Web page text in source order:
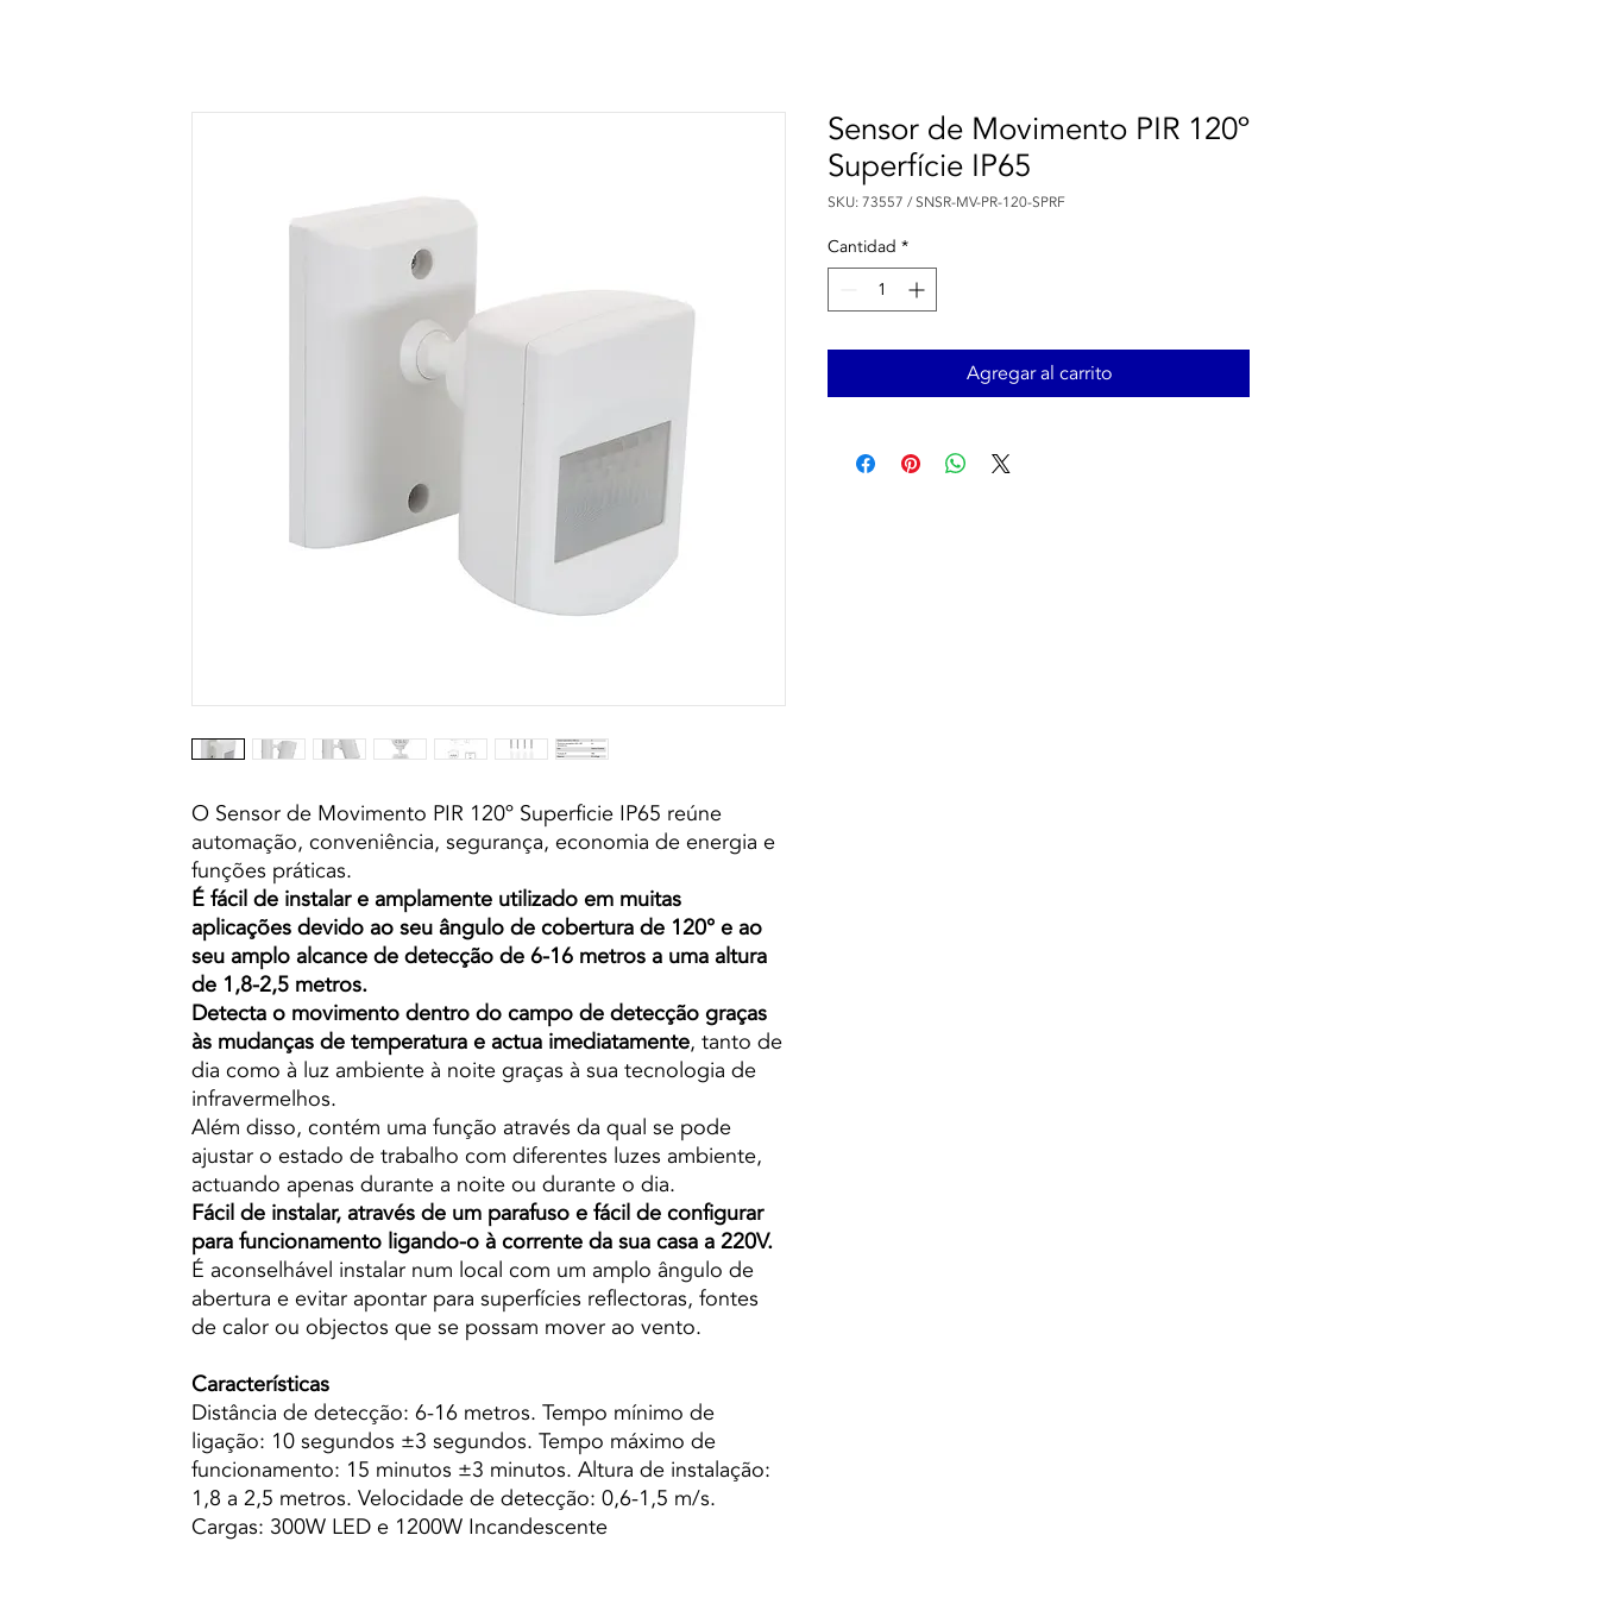
O Sensor de Movimento PIR 120º Superficie IP65 reúne
automação, conveniência, segurança, economia de energia e
funções práticas.
É fácil de instalar e amplamente utilizado em muitas
aplicações devido ao seu ângulo de cobertura de 120° e ao
seu amplo alcance de detecção de 6-16 metros a uma altura
de 1,8-2,5 metros.
Detecta o movimento dentro do campo de detecção graças
às mudanças de temperatura e actua imediatamente, tanto de
dia como à luz ambiente à noite graças à sua tecnologia de
infravermelhos.
Além disso, contém uma função através da qual se pode
ajustar o estado de trabalho com diferentes luzes ambiente,
actuando apenas durante a noite ou durante o dia.
Fácil de instalar, através de um parafuso e fácil de configurar
para funcionamento ligando-o à corrente da sua casa a 220V.
É aconselhável instalar num local com um amplo ângulo de
abertura e evitar apontar para superfícies reflectoras, fontes
de calor ou objectos que se possam mover ao vento.
Características
Distância de detecção: 6-16 metros. Tempo mínimo de
ligação: 10 segundos ±3 segundos. Tempo máximo de
funcionamento: 15 minutos ±3 minutos. Altura de instalação:
1,8 a 2,5 metros. Velocidade de detecção: 0,6-1,5 m/s.
Cargas: 300W LED e 1200W Incandescente
Sensor de Movimento PIR 120º
Superfície IP65
SKU: 73557 / SNSR-MV-PR-120-SPRF
Cantidad *
Agregar al carrito